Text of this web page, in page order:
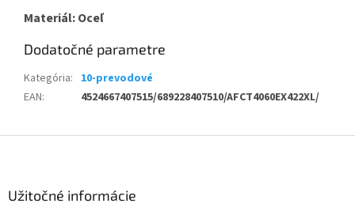
Materiál: Oceľ
Dodatočné parametre
Kategória: 10-prevodové
EAN: 4524667407515/689228407510/AFCT4060EX422XL/
Užitočné informácie